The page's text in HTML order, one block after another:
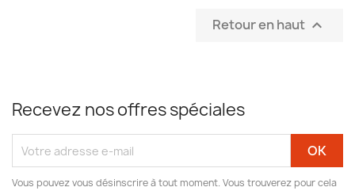
Retour en haut 
Recevez nos offres spéciales
Vous pouvez vous désinscrire à tout moment. Vous trouverez pour cela